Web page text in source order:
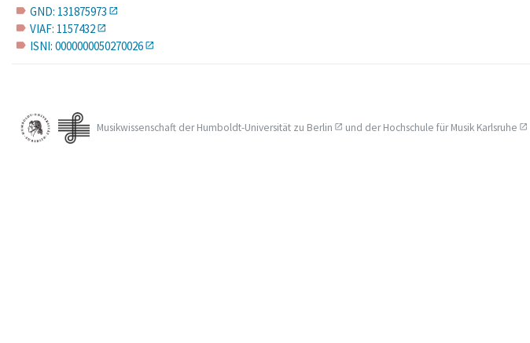
label GND: 131875973
label VIAF: 1157432
label ISNI: 0000000050270026
Musikwissenschaft derHumboldt-Universität zu Berlin und derHochschule für Musik Karlsruhe